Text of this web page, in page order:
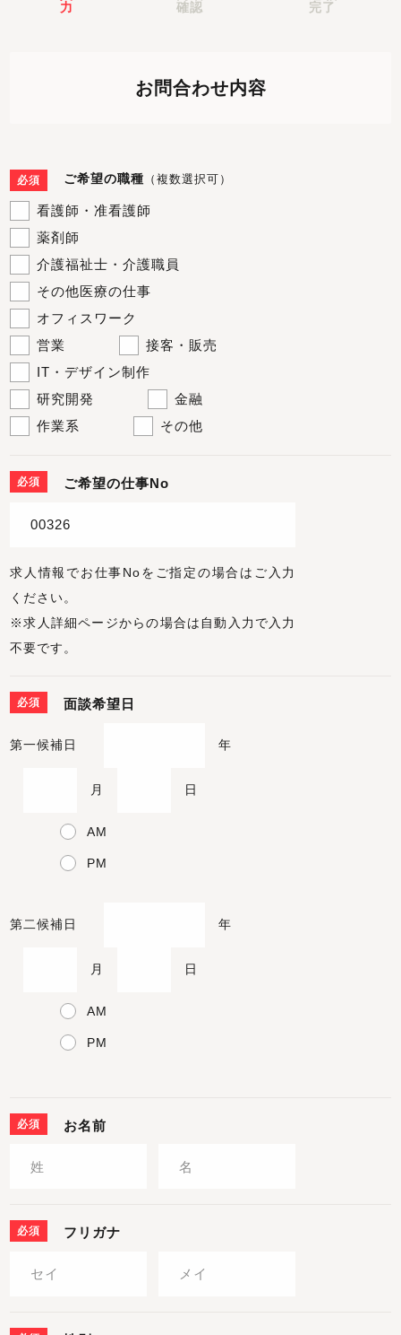
力
確認
完了
お問合わせ内容
必須 ご希望の職種 （複数選択可）
看護師・准看護師
薬剤師
介護福祉士・介護職員
その他医療の仕事
オフィスワーク
営業
接客・販売
IT・デザイン制作
研究開発
金融
作業系
その他
必須 ご希望の仕事No
求人情報でお仕事Noをご指定の場合はご入力
ください。
※求人詳細ページからの場合は自動入力で入力
不要です。
必須 面談希望日
第一候補日 年
月 日
AM
PM
第二候補日 年
月 日
AM
PM
必須 お名前
必須 フリガナ